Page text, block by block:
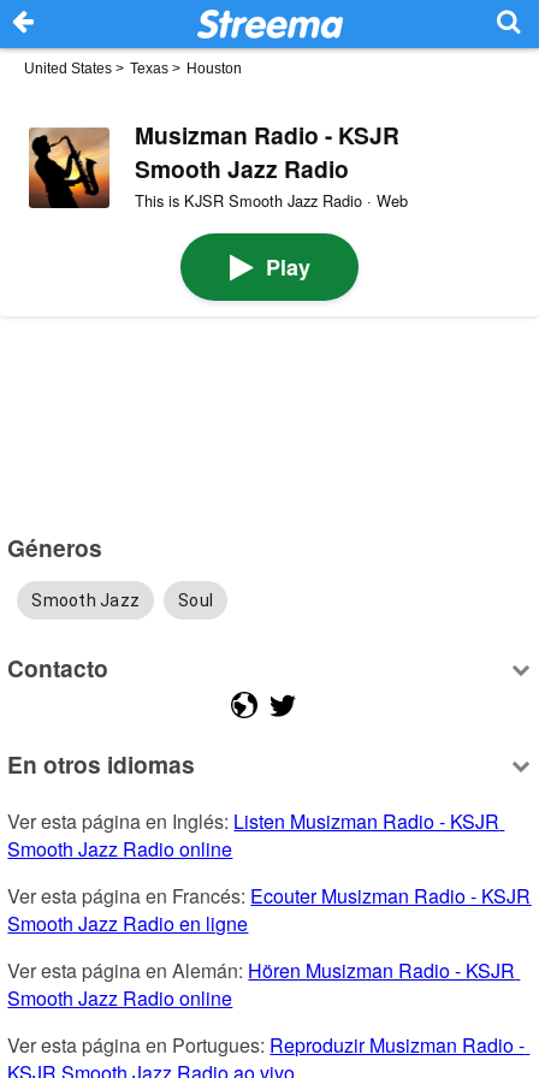
United States > Texas > Houston
Musizman Radio - KSJR
Smooth Jazz Radio
This is KJSR Smooth Jazz Radio · Web
Play
Géneros
Smooth Jazz Soul
Contacto
En otros idiomas
Ver esta página en Inglés: Listen Musizman Radio - KSJR
Smooth Jazz Radio online
Ver esta página en Francés: Ecouter Musizman Radio - KSJR
Smooth Jazz Radio en ligne
Ver esta página en Alemán: Hören Musizman Radio - KSJR
Smooth Jazz Radio online
Ver esta página en Portugues: Reproduzir Musizman Radio -
KSJR Smooth Jazz Radio ao vivo